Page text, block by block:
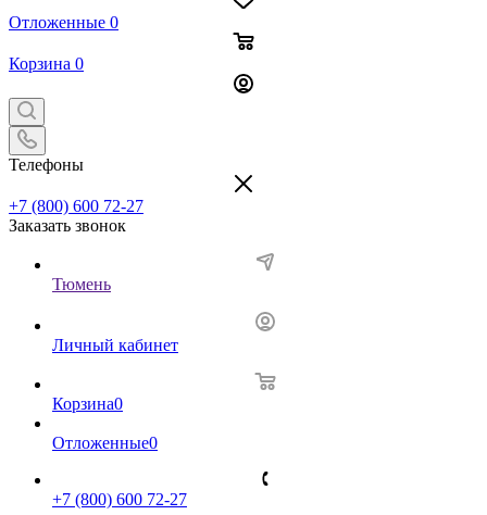
Отложенные 0
Корзина 0
Телефоны
+7 (800) 600 72-27
Заказать звонок
Тюмень
Личный кабинет
Корзина0
Отложенные0
+7 (800) 600 72-27